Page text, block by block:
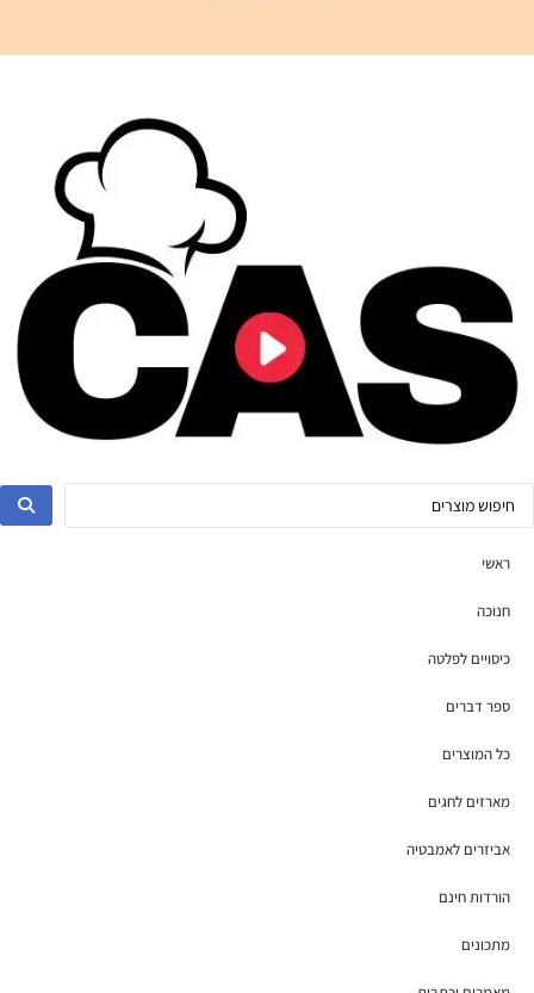
ראשי
חנוכה
כיסויים לפלטה
ספר דברים
כל המוצרים
מארזים לחגים
אביזרים לאמבטיה
הורדות חינם
מתכונים